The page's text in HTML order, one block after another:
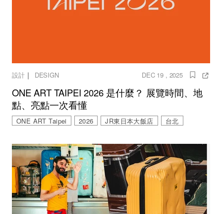
設計｜ DESIGN DEC 19 , 2025
ONE ART TAIPEI 2026 是什麼？ 展覽時間、地
點、亮點一次看懂
ONE ART Taipei 2026 JR東日本大飯店 台北